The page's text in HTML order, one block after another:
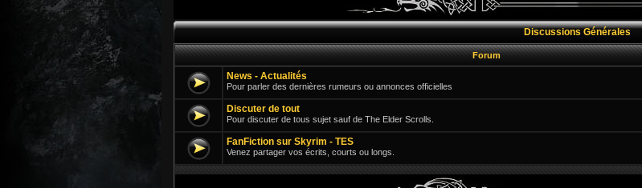
Discussions Générales
Forum
News - Actualités
Pour parler des dernières rumeurs ou annonces officielles
Discuter de tout
Pour discuter de tous sujet sauf de The Elder Scrolls.
FanFiction sur Skyrim - TES
Venez partager vos écrits, courts ou longs.